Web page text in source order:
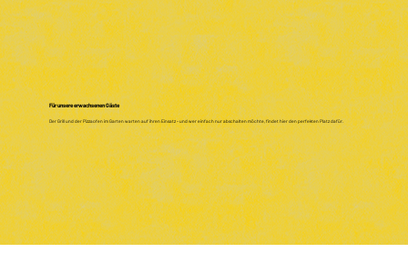
Für unsere erwachsenen Gäste
Der Grill und der Pizzaofen im Garten warten auf ihren Einsatz – und wer einfach nur abschalten möchte, findet hier den perfekten Platz dafür.